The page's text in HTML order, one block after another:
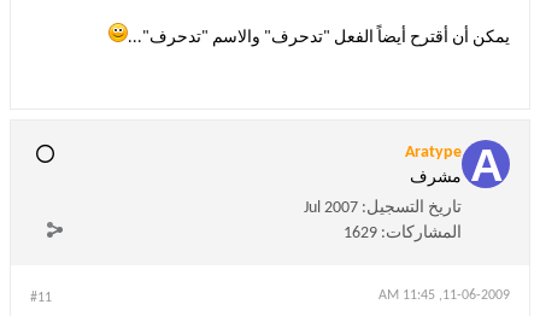
يمكن أن أقترح أيضاً الفعل "تدحرف" والاسم "تدحرف"...
Aratype
مشرف
تاريخ التسجيل: Jul 2007
المشاركات: 1629
#11 11-06-2009, 11:45 AM